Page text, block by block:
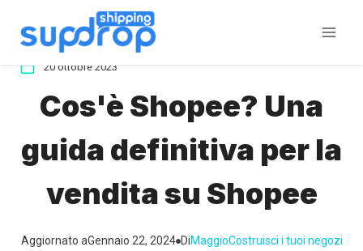
20 ottobre 2023
Cos'è Shopee? Una
guida definitiva per la
vendita su Shopee
Aggiornato aGennaio 22, 2024 DiMaggioCostruisci i tuoi negozi